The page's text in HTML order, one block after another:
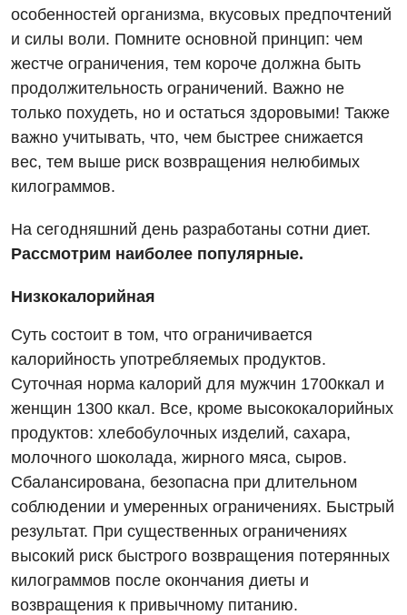
особенностей организма, вкусовых предпочтений
и силы воли. Помните основной принцип: чем
жестче ограничения, тем короче должна быть
продолжительность ограничений. Важно не
только похудеть, но и остаться здоровыми! Также
важно учитывать, что, чем быстрее снижается
вес, тем выше риск возвращения нелюбимых
килограммов.
На сегодняшний день разработаны сотни диет.
Рассмотрим наиболее популярные.
Низкокалорийная
Суть состоит в том, что ограничивается
калорийность употребляемых продуктов.
Суточная норма калорий для мужчин 1700ккал и
женщин 1300 ккал. Все, кроме высококалорийных
продуктов: хлебобулочных изделий, сахара,
молочного шоколада, жирного мяса, сыров.
Сбалансирована, безопасна при длительном
соблюдении и умеренных ограничениях. Быстрый
результат. При существенных ограничениях
высокий риск быстрого возвращения потерянных
килограммов после окончания диеты и
возвращения к привычному питанию.